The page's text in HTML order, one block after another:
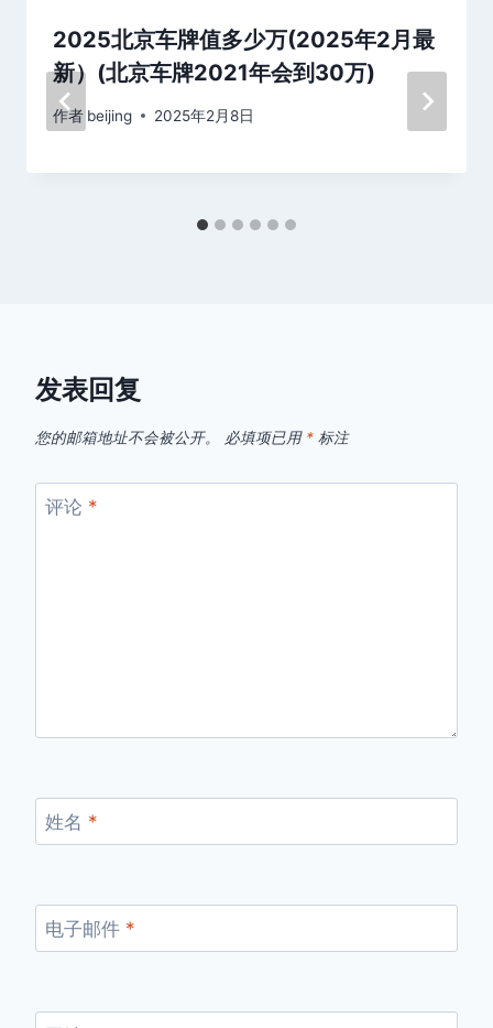
2025北京车牌值多少万(2025年2月最
新）(北京车牌2021年会到30万)
作者 beijing 2025年2月8日
发表回复
您的邮箱地址不会被公开。 必填项已用 * 标注
评论 *
姓名 *
电子邮件 *